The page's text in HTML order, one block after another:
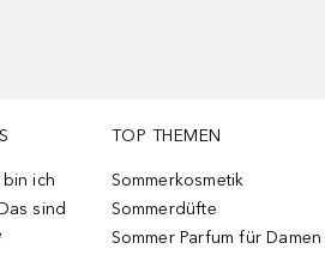
ich
sind
TOP THEMEN
Sommerkosmetik
Sommerdüfte
Sommer Parfum für Damen